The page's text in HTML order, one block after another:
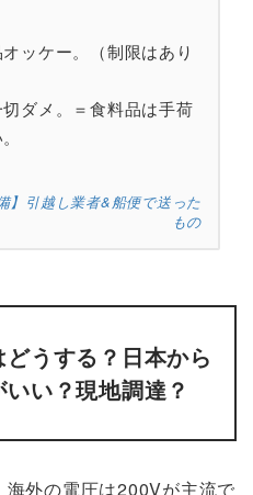
ッケー。（制限はあり
ダメ。＝食料品は手荷
】引越し業者&船便で送った
もの
うする？日本から
い？現地調達？
外の電圧は200Vが主流で